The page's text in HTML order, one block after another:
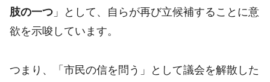
肢の一つ 」として、自らが再び立候補することに意
欲を示唆しています。
つまり、「市民の信を問う」として議会を解散した